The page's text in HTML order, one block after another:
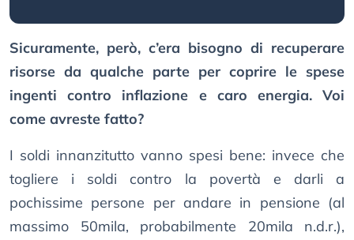
Sicuramente, però, c’era bisogno di recuperare
risorse da qualche parte per coprire le spese
ingenti contro inflazione e caro energia. Voi
come avreste fatto?
I soldi innanzitutto vanno spesi bene: invece che
togliere i soldi contro la povertà e darli a
pochissime persone per andare in pensione (al
massimo 50mila, probabilmente 20mila n.d.r.),